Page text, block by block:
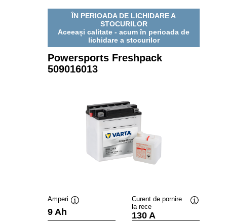
ÎN PERIOADA DE LICHIDARE A
STOCURILOR
Aceeași calitate - acum în perioada de
lichidare a stocurilor
Powersports Freshpack
509016013
Amperi
9 Ah
Curent de pornire
la rece
130 A